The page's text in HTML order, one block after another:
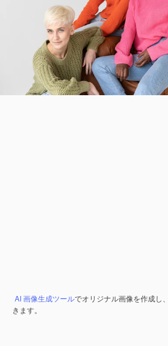
AI 画像生成ツールでオリジナル画像を作成し、
きます。